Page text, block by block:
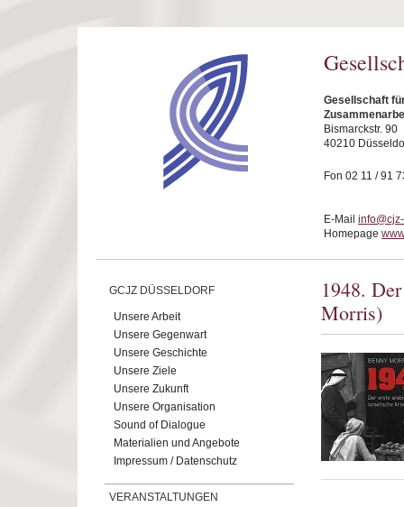
Gesellschaft
Bismarckstr. 90
40210
Fon 02 11 / 91
E-Mail
Homepage
GCJZ DÜSSELDORF
Unsere Arbeit
Unsere Gegenwart
Unsere Geschichte
Unsere Ziele
Unsere Zukunft
Unsere Organisation
Sound of Dialogue
Materialien und Angebote
Impressum / Datenschutz
VERANSTALTUNGEN
1948.
Morris)